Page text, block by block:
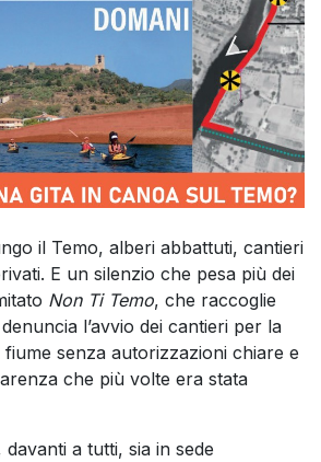
il Temo, alberi abbattuti, cantieri
E un silenzio che pesa più dei
Non Ti Temo, che raccoglie
l’avvio dei cantieri per la
fiume senza autorizzazioni chiare e
che più volte era stata
davanti a tutti, sia in sede